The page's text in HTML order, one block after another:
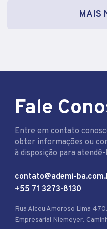
MAIS
Fale
Entre em contato
obter informações ou
à disposição para atendê-
contato@ademi-
+55 71 3273-8130
Rua Alceu Amoroso Lima
Empresarial Niemeyer.